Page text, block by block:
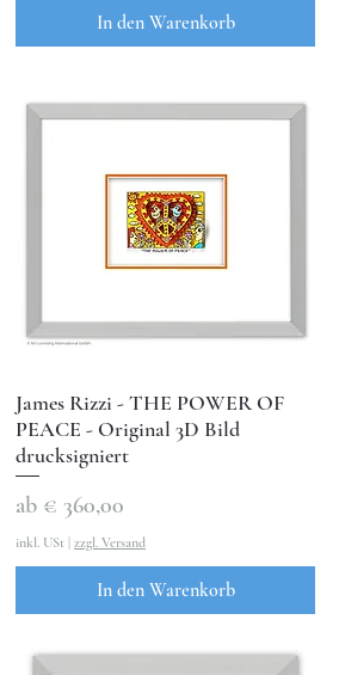
In den Warenkorb
James Rizzi - THE POWER OF
PEACE - Original 3D Bild
drucksigniert
ab € 360,00
Sale-Preis
inkl. USt zzgl. Versand
In den Warenkorb